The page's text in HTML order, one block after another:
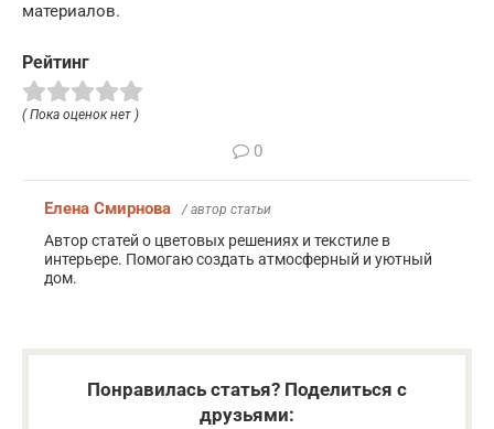
материалов.
Рейтинг
( Пока оценок нет )
0
Елена Смирнова / автор статьи
Автор статей о цветовых решениях и текстиле в
интерьере. Помогаю создать атмосферный и уютный
дом.
Понравилась статья? Поделиться с
друзьями: